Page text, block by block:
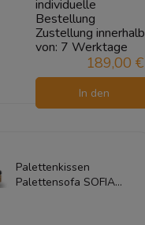
individuelle
Bestellung
Zustellung innerhalb
von: 7 Werktage
189,00 €
In den
Palettenkissen
Palettensofa SOFIA